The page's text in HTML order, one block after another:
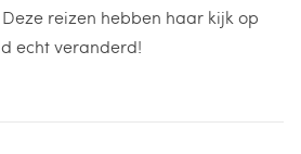
reizen hebben haar kijk op
echt veranderd!